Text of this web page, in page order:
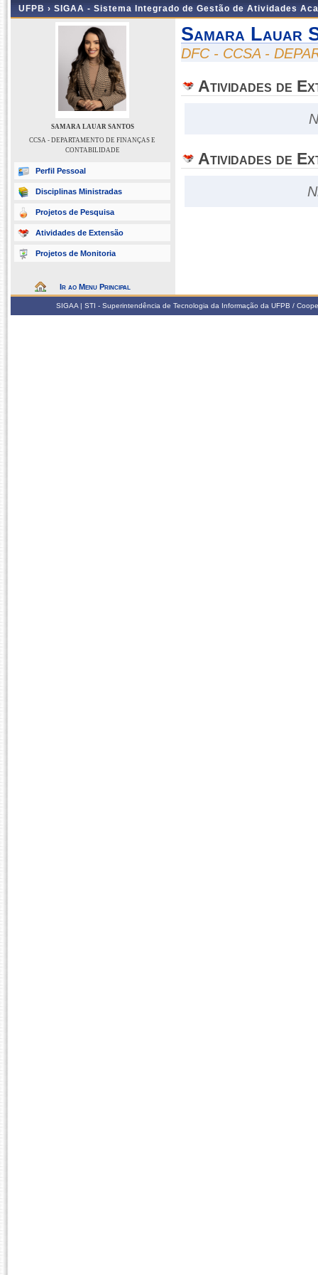
UFPB › SIGAA - Sistema Integrado de Gestão de Atividades
SAMARA LAUAR SANTOS
CCSA - DEPARTAMENTO DE FINANÇAS E
CONTABILIDADE
Perfil Pessoal
Disciplinas Ministradas
Projetos de Pesquisa
Atividades de Extensão
Projetos de Monitoria
Ir ao Menu Principal
Samara Lauar
DFC - CCSA -
Atividades de
Atividades de
SIGAA | STI - Superintendência de Tecnologia da Informação da UFPB /